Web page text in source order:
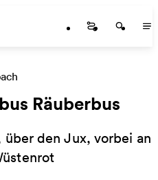
Startseite
Räuberbus
über den Jux, vorbei an